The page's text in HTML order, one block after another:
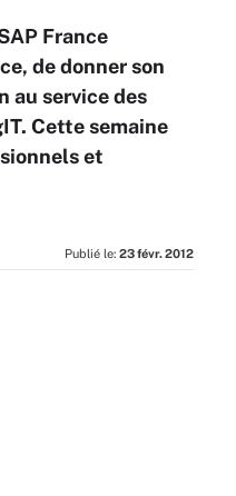
France
de donner son
au service des
Cette semaine
et
Publié le: 23 févr. 2012